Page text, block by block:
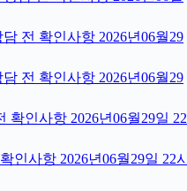
전 확인사항 2026년06월29
전 확인사항 2026년06월29
확인사항 2026년06월29일 22
인사항 2026년06월29일 22시